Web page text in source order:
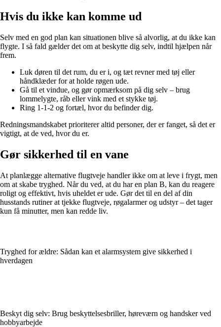
Hvis du ikke kan komme ud
Selv med en god plan kan situationen blive så alvorlig, at du ikke kan
flygte. I så fald gælder det om at beskytte dig selv, indtil hjælpen når
frem.
Luk døren til det rum, du er i, og tæt revner med tøj eller
håndklæder for at holde røgen ude.
Gå til et vindue, og gør opmærksom på dig selv – brug
lommelygte, råb eller vink med et stykke tøj.
Ring 1-1-2 og fortæl, hvor du befinder dig.
Redningsmandskabet prioriterer altid personer, der er fanget, så det er
vigtigt, at de ved, hvor du er.
Gør sikkerhed til en vane
At planlægge alternative flugtveje handler ikke om at leve i frygt, men
om at skabe tryghed. Når du ved, at du har en plan B, kan du reagere
roligt og effektivt, hvis uheldet er ude. Gør det til en del af din
husstands rutiner at tjekke flugtveje, røgalarmer og udstyr – det tager
kun få minutter, men kan redde liv.
Tryghed for ældre: Sådan kan et alarmsystem give sikkerhed i
hverdagen
Beskyt dig selv: Brug beskyttelsesbriller, høreværn og handsker ved
hobbyarbejde